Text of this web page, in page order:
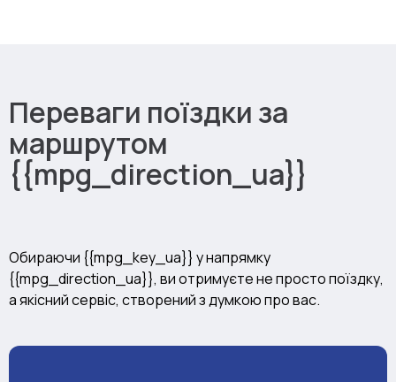
Переваги поїздки за
маршрутом
{{mpg_direction_ua}}
Обираючи {{mpg_key_ua}} у напрямку
{{mpg_direction_ua}}, ви отримуєте не просто поїздку,
а якісний сервіс, створений з думкою про вас.